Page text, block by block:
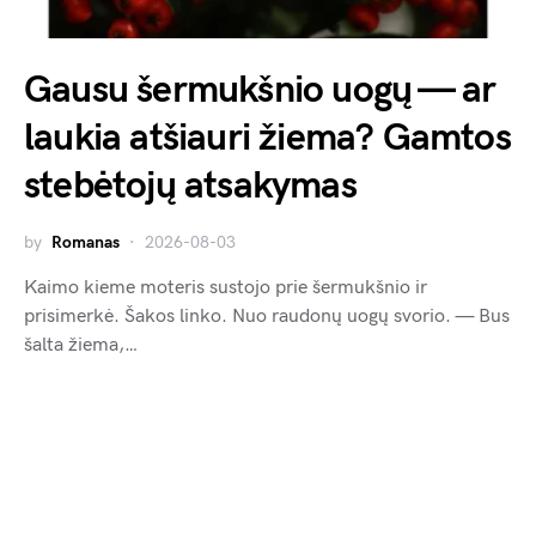
Gausu šermukšnio uogų — ar
laukia atšiauri žiema? Gamtos
stebėtojų atsakymas
by Romanas 2026-08-03
Kaimo kieme moteris sustojo prie šermukšnio ir
prisimerkė. Šakos linko. Nuo raudonų uogų svorio. — Bus
šalta žiema,…